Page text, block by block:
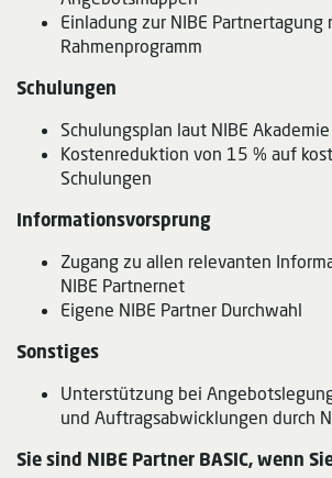
Einladung zur NIBE Partnertagung
Rahmenprogramm
Schulungen
Schulungsplan laut NIBE Akademie
Kostenreduktion von 15 % auf
Schulungen
Informationsvorsprung
Zugang zu allen relevanten
NIBE Partnernet
Eigene NIBE Partner Durchwahl
Sonstiges
Unterstützung bei
und Auftragsabwicklungen durch
Sie sind NIBE Partner BASIC, wenn